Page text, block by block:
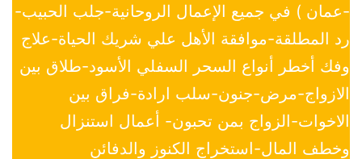
-عمان ) في جميع الإعمال الروحانية-جلب الحبيب-
رد المطلقة-موافقة الأهل علي شريك الحياة-علاج
وفك أخطر أنواع السحر السفلي الأسود-طلاق بين
الازواج-مرض-جنون-سلب ارادة-فراق بين
الاخوات-الزواج بمن تحبون- أعمال استنزال
وخطف المال-استخراج الكنوز والدفائن